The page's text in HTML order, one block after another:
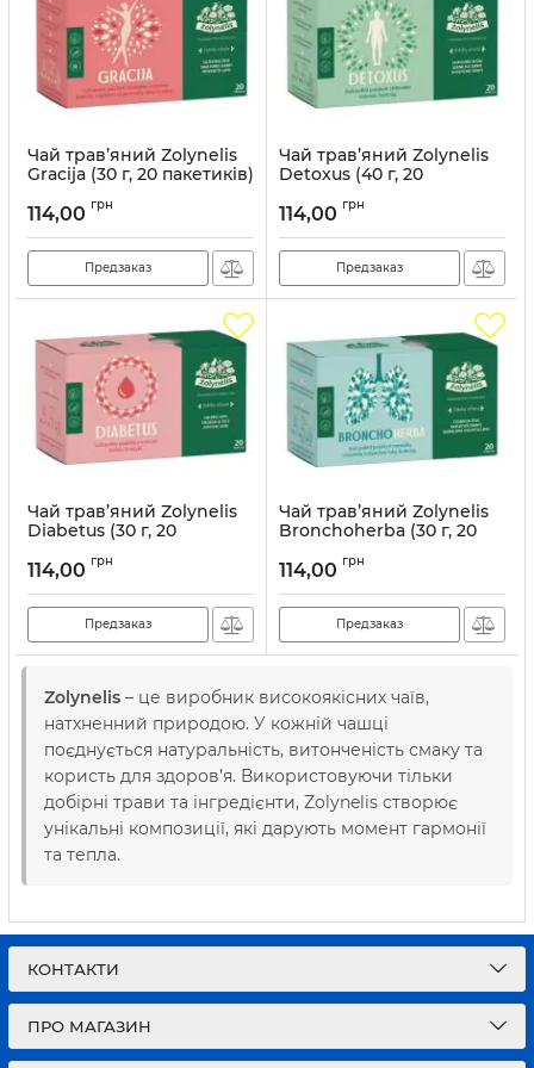
Чай трав’яний Zolynelis
Gracija (30 г, 20 пакетиків)
114,00 грн
Предзаказ
Чай трав’яний Zolynelis
Detoxus (40 г, 20
Артикул: ZLN003
114,00 грн
Предзаказ
Чай трав’яний Zolynelis
Diabetus (30 г, 20
Артикул: ZLN001
114,00 грн
Предзаказ
Чай трав’яний Zolynelis
Bronchoherba (30 г, 20
Артикул: ZLN005
114,00 грн
Предзаказ
Zolynelis – це виробник високоякісних чаїв,
натхненний природою. У кожній чашці
поєднується натуральність, витонченість смаку та
користь для здоров’я. Використовуючи тільки
добірні трави та інгредієнти, Zolynelis створює
унікальні композиції, які дарують момент гармонії
та тепла.
КОНТАКТИ
ПРО МАГАЗИН